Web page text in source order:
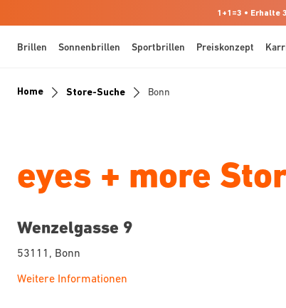
1+1=3 • Erhalte
Brillen Sonnenbrillen Sportbrillen Preiskonzept
Home Store-Suche Bonn
eyes + more
Wenzelgasse 9
53111, Bonn
Weitere Informationen